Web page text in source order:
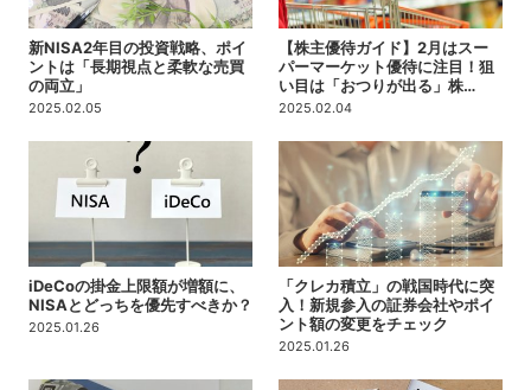
新NISA2年目の投資戦略、ポイ
ントは「長期視点と柔軟な売買
の両立」
2025.02.05
【株主優待ガイド】2月はスー
パーマーケット優待に注目！狙
い目は「おつりが出る」株…
2025.02.04
iDeCoの掛金上限額が増額に、
NISAとどっちを優先すべきか？
2025.01.26
「クレカ積立」の戦国時代に突
入！新規参入の証券会社やポイ
ント額の変更をチェック
2025.01.26